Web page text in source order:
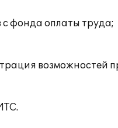
с фонда оплаты труда;
возможностей